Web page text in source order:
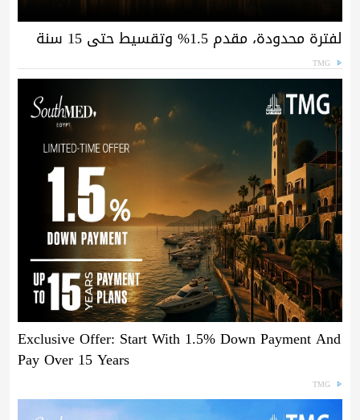
لفترة محدودة، مقدم 1.5% وتقسيط حتى 15 سنة
TMG
Exclusive Offer: Start With 1.5% Down Payment And
Pay Over 15 Years
TMG